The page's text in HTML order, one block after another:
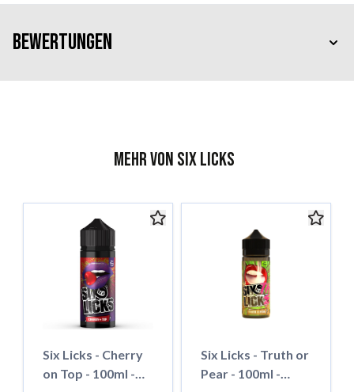
Bewertungen
Mehr von Six Licks
Six Licks - Cherry
on Top - 100ml -
Six Licks - Truth or
Pear - 100ml -